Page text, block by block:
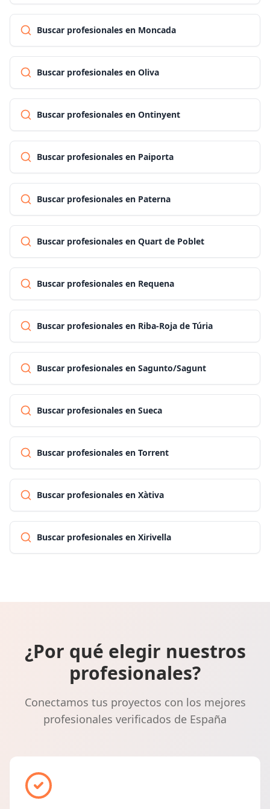
Buscar profesionales en Moncada
Buscar profesionales en Oliva
Buscar profesionales en Ontinyent
Buscar profesionales en Paiporta
Buscar profesionales en Paterna
Buscar profesionales en Quart de Poblet
Buscar profesionales en Requena
Buscar profesionales en Riba-Roja de Túria
Buscar profesionales en Sagunto/Sagunt
Buscar profesionales en Sueca
Buscar profesionales en Torrent
Buscar profesionales en Xàtiva
Buscar profesionales en Xirivella
¿Por qué elegir nuestros
profesionales?
Conectamos tus proyectos con los mejores
profesionales verificados de España